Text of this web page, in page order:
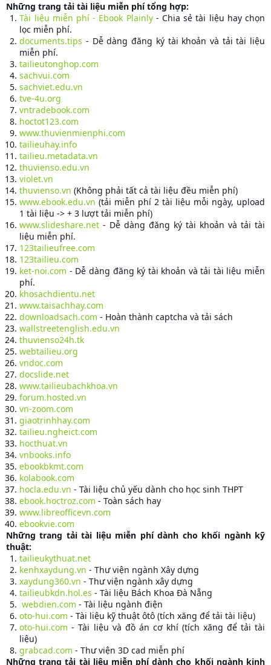
Những trang tải tài liệu miễn phí tổng hợp:
Tài liệu miễn phí - Ebook Plainly- Chia sẻ tài liệu hay chọn
lọc miễn phí.
documents.tips - Dễ dàng đăng ký tài khoản và tải tài liệu
miễn phí.
tailieutonghop.com
sachvui.com
sachviet.edu.vn
tve-4u.org
vntradebook.com
hoctot123.com
www.thuvienmienphi.com
tailieuhay.info
tailieu.metadata.vn
thuvienso.edu.vn
violet.vn
thuvienso.vn (Không phải tất cả tài liệu đều miễn phí)
www.ebook.edu.vn(tải miễn phí 2 tài liệu mỗi ngày, upload
1 tài liệu -> + 3 lượt tải miễn phí)
www.slideshare.net - Dễ dàng đăng ký tài khoản và tải tài
liệu miễn phí.
123tailieufree.com
123tailieu.com
ket-noi.com - Dễ dàng đăng ký tài khoản và tải tài liệu miễn
phí.
khosachdientu.net
www.taisachhay.com
downloadsach.com - Hoàn thành captcha và tải sách
wallstreetenglish.edu.vn
thuvienso24h.tk
webtailieu.org
vndoc.com
docslide.net
www.tailieubachkhoa.vn
forum.hosted.vn
vn-zoom.com
giaotrinhhay.com
tailieu.ngheict.com
hocthuat.vn
vnbooks.info
ebookbkmt.com
kolabook.com
hocla.edu.vn - Tài liệu chủ yếu dành cho học sinh THPT
ebook.hoctroz.com - Toàn sách hay
www.libreofficevn.com
ebookvie.com
Những trang tải tài liệu miễn phí dành cho khối ngành kỹ
thuật:
tailieukythuat.net
kenhxaydung.vn - Thư viện ngành Xây dựng
xaydung360.vn - Thư viện ngành xây dựng
tailieubkdn.hol.es - Tài liệu Bách Khoa Đà Nẵng
webdien.com - Tài liệu ngành điện
oto-hui.com - Tài liệu kỹ thuật ôtô (tích xăng để tải tài liệu)
oto-hui.com - Tài liệu và đồ án cơ khí (tích xăng để tải tài
liệu)
grabcad.com - Thư viện 3D cad miễn phí
Những trang tải tài liệu miễn phí dành cho khối ngành kinh